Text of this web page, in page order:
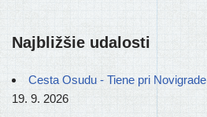
Najbližšie udalosti
Cesta Osudu - Tiene pri Novigrade
19. 9. 2026